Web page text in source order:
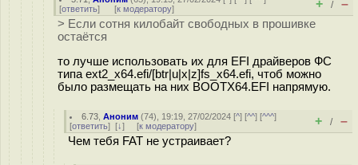
[ответить] [к модератору] + / –
> Если сотня килобайт свободных в прошивке
остаётся
то лучше использовать их для EFI драйверов ФС
типа ext2_x64.efi/[btr|u|x|z]fs_x64.efi, чтоб можно
было размещать на них BOOTX64.EFI напрямую.
6.73 ,Аноним (74), 19:19, 27/02/2024 [^] [^^] [^^^]
[ответить] [↓] [к модератору] + / –
Чем тебя FAT не устраивает?